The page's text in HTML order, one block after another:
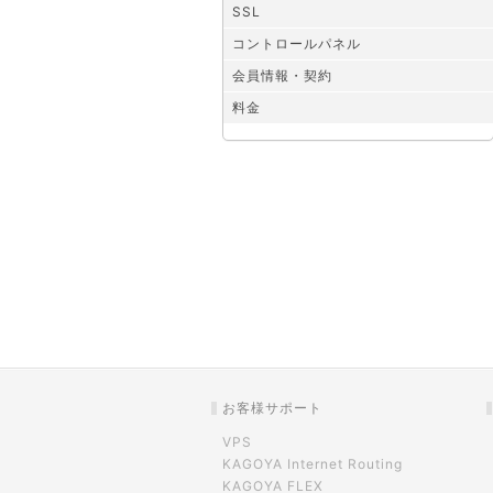
SSL
コントロールパネル
会員情報・契約
料金
お客様サポート
VPS
KAGOYA Internet Routing
KAGOYA FLEX